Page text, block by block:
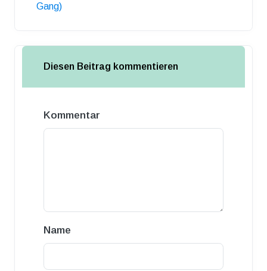
Gang)
Diesen Beitrag kommentieren
Kommentar
Name